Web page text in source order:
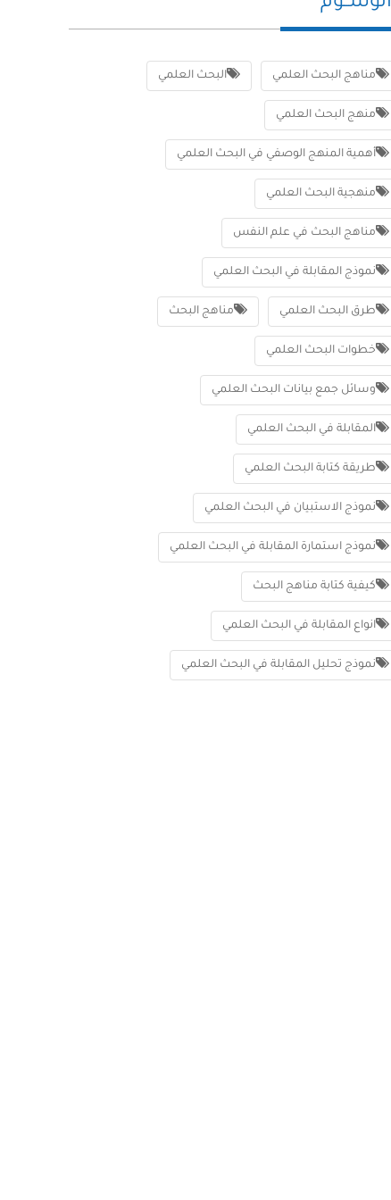
مناهج البحث العلمي البحث العلمي
منهج البحث العلمي
أهمية المنهج الوصفي في البحث العلمي
منهجية البحث العلمي
مناهج البحث في علم النفس
نموذج المقابلة في البحث العلمي
طرق البحث العلمي مناهج البحث
خطوات البحث العلمي
وسائل جمع بيانات البحث العلمي
المقابلة في البحث العلمي
طريقة كتابة البحث العلمي
نموذج الاستبيان في البحث العلمي
نموذج استمارة المقابلة في البحث العلمي
كيفية كتابة مناهج البحث
انواع المقابلة في البحث العلمي
نموذج تحليل المقابلة في البحث العلمي